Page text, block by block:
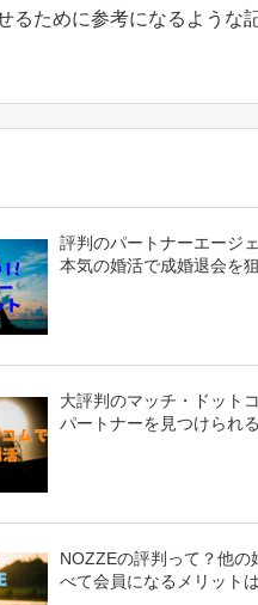
るために参考になるような
評判のパートナーエージ
本気の婚活で成婚退会を
大評判のマッチ・ドット
パートナーを見つけられ
NOZZEの評判って？他の
べて会員になるメリット